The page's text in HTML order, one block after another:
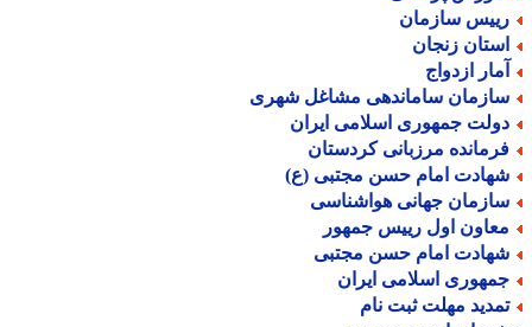
سازمان
زنجان
ازدواج
ساماندهی مشاغل شهری
جمهوری اسلامی ایران
مرزبانی کردستان
امام حسن مجتبی (ع)
جهانی هواشناسی
اول رییس جمهور
امام حسن مجتبی
اسلامی ایران
مهلت ثبت نام